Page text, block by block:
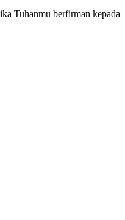
Tuhanmu berfirman kepada